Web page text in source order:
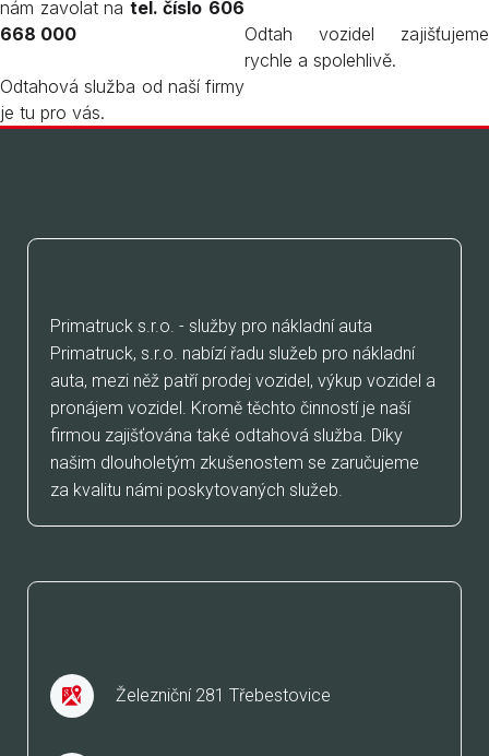
nám zavolat na tel. číslo 606
668 000
Odtahová služba od naší firmy
je tu pro vás.
Odtah vozidel zajišťujeme
rychle a spolehlivě.
Primatruck s.r.o. - služby pro nákladní auta
Primatruck, s.r.o. nabízí řadu služeb pro nákladní
auta, mezi něž patří prodej vozidel, výkup vozidel a
pronájem vozidel. Kromě těchto činností je naší
firmou zajišťována také odtahová služba. Díky
našim dlouholetým zkušenostem se zaručujeme
za kvalitu námi poskytovaných služeb.
Železniční 281 Třebestovice